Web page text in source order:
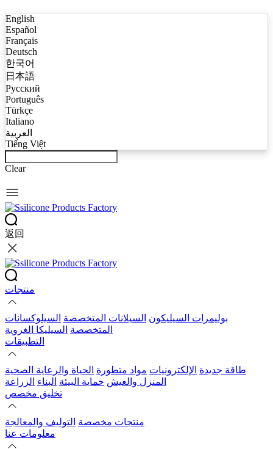
English
Español
Français
Deutsch
한국어
日本語
Русский
Português
Türkçe
Italiano
العربية
Tiếng Việt
Clear
返回
منتجات
بوليمرات السيليكون السيلانات المتخصصة السيلوكسانات
المتخصصة السيليكا الغروية
التطبيقات
طاقة جديدة الإلكترونيات مواد متطورة الحياة والرعاية الصحية
المنزل والعيش حماية البيئة البناء الزراعة
تخليق مخصص
منتجات مخصصة التوليف والمعالجة
معلومات عنا